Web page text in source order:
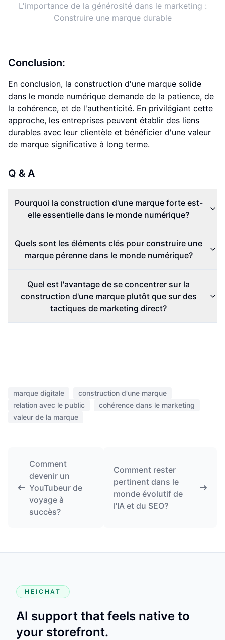
L'importance de la générosité dans le marketing :
Construire une marque durable
Conclusion:
En conclusion, la construction d'une marque solide
dans le monde numérique demande de la patience, de
la cohérence, et de l'authenticité. En privilégiant cette
approche, les entreprises peuvent établir des liens
durables avec leur clientèle et bénéficier d'une valeur
de marque significative à long terme.
Q & A
Pourquoi la construction d'une marque forte est-
elle essentielle dans le monde numérique?
Quels sont les éléments clés pour construire une
marque pérenne dans le monde numérique?
Quel est l'avantage de se concentrer sur la
construction d'une marque plutôt que sur des
tactiques de marketing direct?
marque digitale
construction d'une marque
relation avec le public
cohérence dans le marketing
valeur de la marque
Comment
devenir un
YouTubeur de
voyage à
succès?
Comment rester
pertinent dans le
monde évolutif de
l'IA et du SEO?
HEICHAT
AI support that feels native to
your storefront.